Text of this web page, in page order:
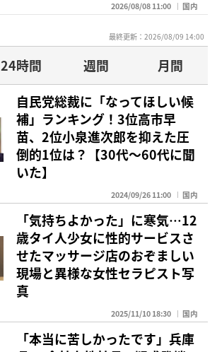
2026/08/08 11:00 国内
最終更新：2026/08/09 14:00
24時間 週間
月間
自民党総裁に「なってほしい候
補」ランキング！3位高市早
苗、2位小泉進次郎を抑えた圧
倒的1位は？【30代〜60代に聞
いた】
2024/09/26 11:00 国内
「気持ちよかった」に寒気…12
歳タイ人少女に性的サービスさ
せたマッサージ店のおぞましい
現場と異様な女性セラピスト写
真
2025/11/10 18:30 国内
「本当に苦しかったです」兵庫